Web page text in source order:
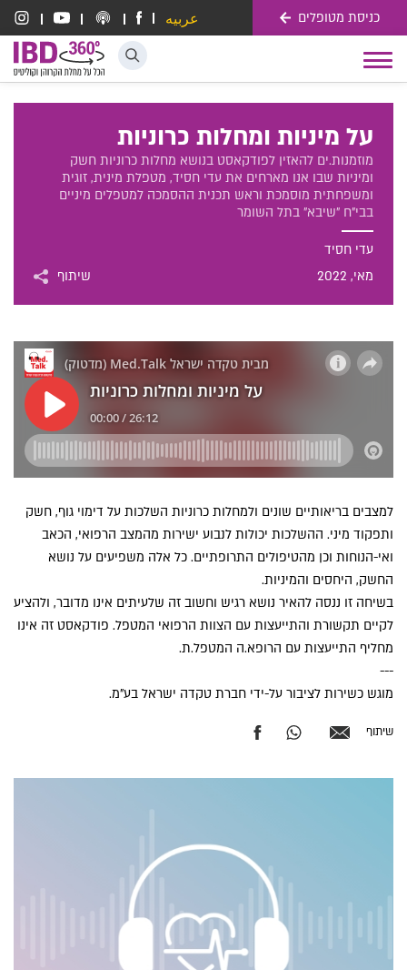
כניסת מטופלים
عربيه
דלג לתוכן
Toggle
navigation
על מיניות ומחלות כרוניות
מוזמנות.ים להאזין לפודקאסט בנושא מחלות כרוניות חשק
ומיניות שבו אנו מארחים את עדי חסיד, מטפלת מינית, זוגית
ומשפחתית מוסמכת וראש תכנית ההסמכה למטפלים מיניים
בבי"ח "שיבא" בתל השומר
עדי חסיד
מאי, 2022 שיתוף
למצבים בריאותיים שונים ולמחלות כרוניות השלכות על דימוי גוף, חשק
ותפקוד מיני. ההשלכות יכולות לנבוע ישירות מהמצב הרפואי, הכאב
ואי-הנוחות וכן מהטיפולים התרופתיים. כל אלה משפיעים על נושא
החשק, היחסים והמיניות.
בשיחה זו ננסה להאיר נושא רגיש וחשוב זה שלעיתים אינו מדובר, ולהציע
לקיים תקשורת והתייעצות עם הצוות הרפואי המטפל. פודקאסט זה אינו
מחליף התייעצות עם הרופא.ה המטפל.ת.
---
מוגש כשירות לציבור על-ידי חברת טקדה ישראל בע"מ.
שיתוף